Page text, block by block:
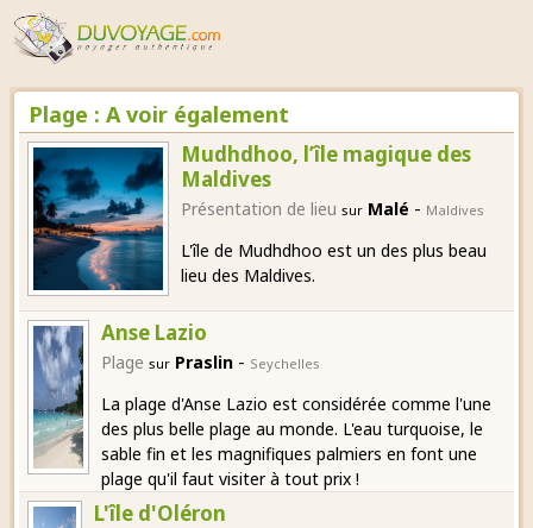
Plage : A voir également
Mudhdhoo, l’île magique des
Maldives
Présentation de lieu sur Malé - Maldives
L'île de Mudhdhoo est un des plus beau
lieu des Maldives.
Anse Lazio
Plage sur Praslin - Seychelles
La plage d'Anse Lazio est considérée comme l'une
des plus belle plage au monde. L'eau turquoise, le
sable fin et les magnifiques palmiers en font une
plage qu'il faut visiter à tout prix !
L'île d'Oléron